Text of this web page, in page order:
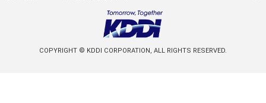
COPYRIGHT © KDDI CORPORATION, ALL RIGHTS RESERVED.